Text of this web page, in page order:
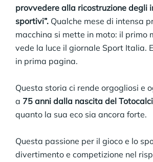
provvedere alla ricostruzione degli
sportivi”. Qualche mese di intensa
macchina si mette in moto: il primo
vede la luce il giornale Sport Italia.
in prima pagina.
Questa storia ci rende orgogliosi e
a 75 anni dalla nascita del
quanto la sua eco sia ancora forte.
Questa passione per il gioco e lo
divertimento e competizione nel